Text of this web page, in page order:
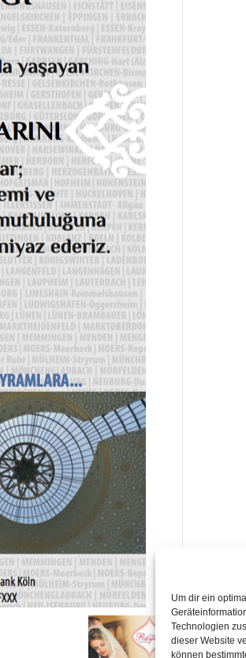
Um dir ein
Technologien
dieser Website
können